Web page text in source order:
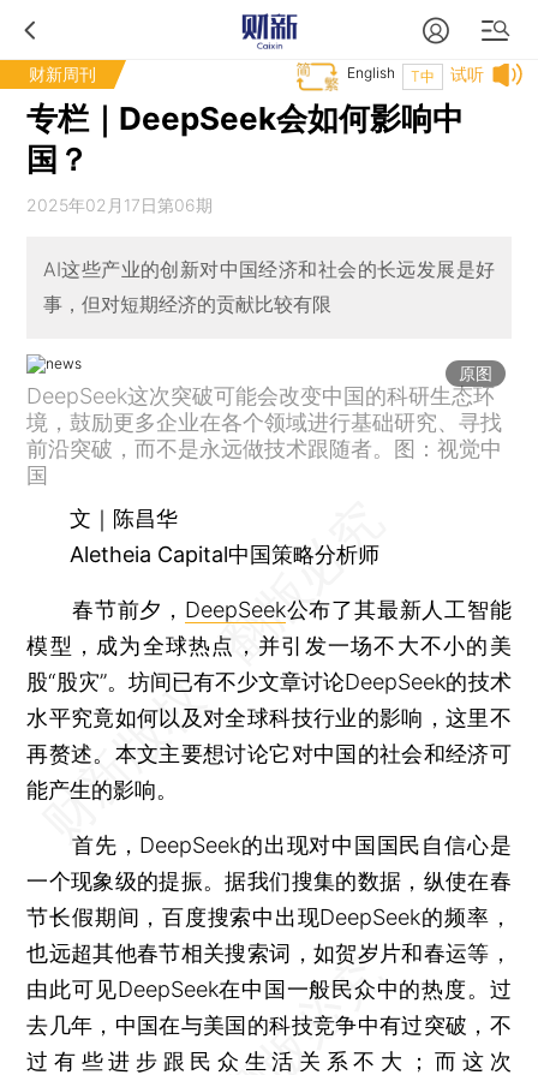
财新周刊 试听
T中
English
专栏｜DeepSeek会如何影响中
国？
2025年02月17日第06期
AI这些产业的创新对中国经济和社会的长远发展是好
事，但对短期经济的贡献比较有限
原图
DeepSeek这次突破可能会改变中国的科研生态环
境，鼓励更多企业在各个领域进行基础研究、寻找
前沿突破，而不是永远做技术跟随者。图：视觉中
国
文｜陈昌华
Aletheia Capital中国策略分析师
春节前夕， DeepSeek公布了其最新人工智能
模型，成为全球热点，并引发一场不大不小的美
股“股灾”。坊间已有不少文章讨论DeepSeek的技术
水平究竟如何以及对全球科技行业的影响，这里不
再赘述。本文主要想讨论它对中国的社会和经济可
能产生的影响。
首先，DeepSeek的出现对中国国民自信心是
一个现象级的提振。据我们搜集的数据，纵使在春
节长假期间，百度搜索中出现DeepSeek的频率，
也远超其他春节相关搜索词，如贺岁片和春运等，
由此可见DeepSeek在中国一般民众中的热度。过
去几年，中国在与美国的科技竞争中有过突破，不
过有些进步跟民众生活关系不大；而这次